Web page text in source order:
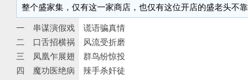
整个盛家集，仅有这一家商店，也仅有这位开店的盛老头不靠
一 串谋演假戏 谎语骗真情
二 口舌招横祸 风流受折磨
三 凤凰乍展翅 群鸟纷惊投
四 魔功医绝病 辣手杀奸徒